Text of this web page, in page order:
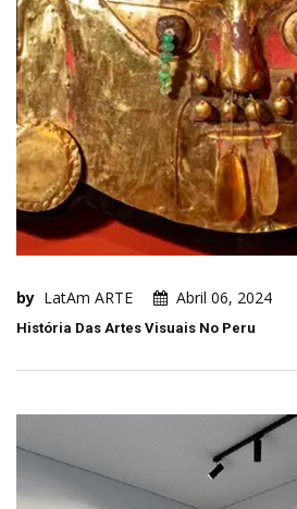
by LatAm ARTE Abril 06, 2024
História Das Artes Visuais No Peru